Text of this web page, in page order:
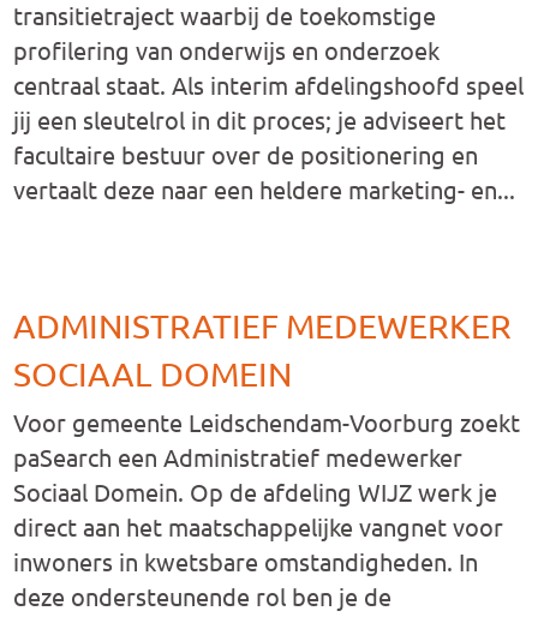
transitietraject waarbij de toekomstige
profilering van onderwijs en onderzoek
centraal staat. Als interim afdelingshoofd speel
jij een sleutelrol in dit proces; je adviseert het
facultaire bestuur over de positionering en
vertaalt deze naar een heldere marketing- en...
ADMINISTRATIEF MEDEWERKER
SOCIAAL DOMEIN
Voor gemeente Leidschendam-Voorburg zoekt
paSearch een Administratief medewerker
Sociaal Domein. Op de afdeling WIJZ werk je
direct aan het maatschappelijke vangnet voor
inwoners in kwetsbare omstandigheden. In
deze ondersteunende rol ben je de